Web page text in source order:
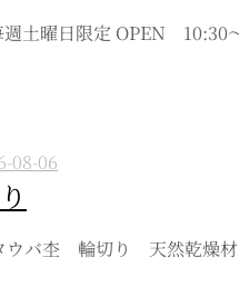
曜日限定 OPEN 10:30
08-06
杢 輪切り 天然乾燥材